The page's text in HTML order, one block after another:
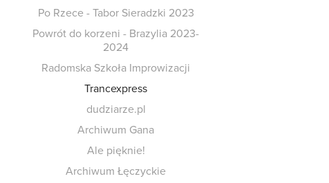
Po Rzece - Tabor Sieradzki 2023
Powrót do korzeni - Brazylia 2023-
2024
Radomska Szkoła Improwizacji
Trancexpress
dudziarze.pl
Archiwum Gana
Ale pięknie!
Archiwum Łęczyckie